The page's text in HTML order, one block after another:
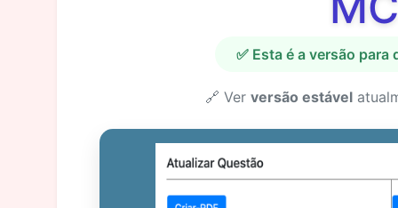
✅ Esta é a versão
🔗 Ver versão estável